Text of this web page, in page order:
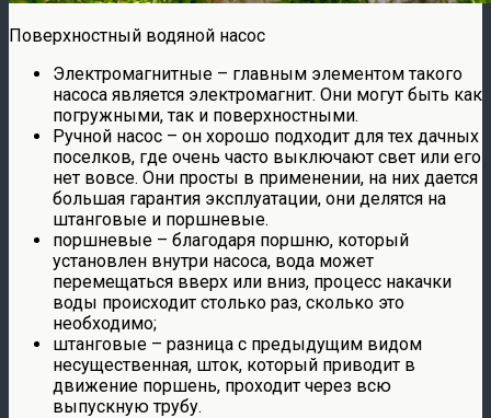
Поверхностный водяной насос
Электромагнитные – главным элементом такого
насоса является электромагнит. Они могут быть как
погружными, так и поверхностными.
Ручной насос – он хорошо подходит для тех дачных
поселков, где очень часто выключают свет или его
нет вовсе. Они просты в применении, на них дается
большая гарантия эксплуатации, они делятся на
штанговые и поршневые.
поршневые – благодаря поршню, который
установлен внутри насоса, вода может
перемещаться вверх или вниз, процесс накачки
воды происходит столько раз, сколько это
необходимо;
штанговые – разница с предыдущим видом
несущественная, шток, который приводит в
движение поршень, проходит через всю
выпускную трубу.